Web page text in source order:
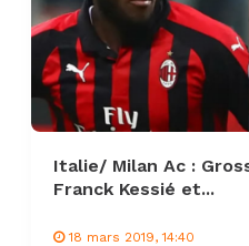
Italie/ Milan Ac :
Franck Kessié et...
18 mars 2019, 14:40